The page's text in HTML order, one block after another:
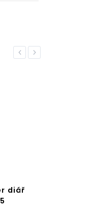
Previous
diář
Next